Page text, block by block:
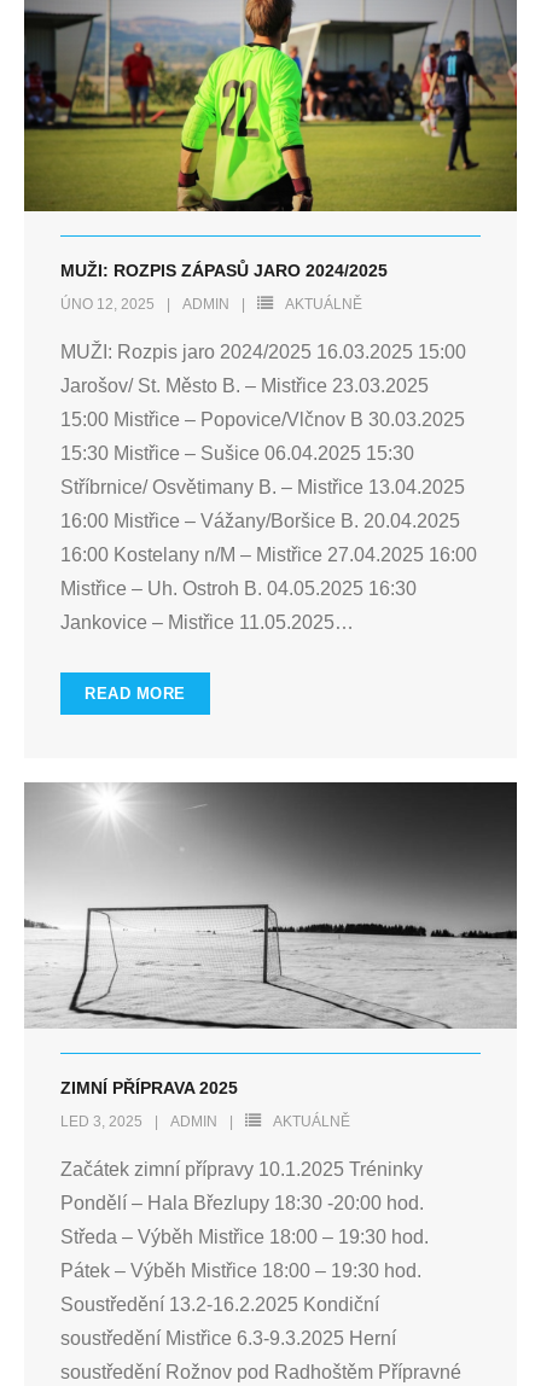
MUŽI: ROZPIS ZÁPASŮ JARO 2024/2025
ÚNO 12, 2025 ADMIN AKTUÁLNĚ
MUŽI: Rozpis jaro 2024/2025 16.03.2025 15:00
Jarošov/ St. Město B. – Mistřice 23.03.2025
15:00 Mistřice – Popovice/Vlčnov B 30.03.2025
15:30 Mistřice – Sušice 06.04.2025 15:30
Stříbrnice/ Osvětimany B. – Mistřice 13.04.2025
16:00 Mistřice – Vážany/Boršice B. 20.04.2025
16:00 Kostelany n/M – Mistřice 27.04.2025 16:00
Mistřice – Uh. Ostroh B. 04.05.2025 16:30
Jankovice – Mistřice 11.05.2025…
READ MORE
ZIMNÍ PŘÍPRAVA 2025
LED 3, 2025 ADMIN AKTUÁLNĚ
Začátek zimní přípravy 10.1.2025 Tréninky
Pondělí – Hala Březlupy 18:30 -20:00 hod.
Středa – Výběh Mistřice 18:00 – 19:30 hod.
Pátek – Výběh Mistřice 18:00 – 19:30 hod.
Soustředění 13.2-16.2.2025 Kondiční
soustředění Mistřice 6.3-9.3.2025 Herní
soustředění Rožnov pod Radhoštěm Přípravné